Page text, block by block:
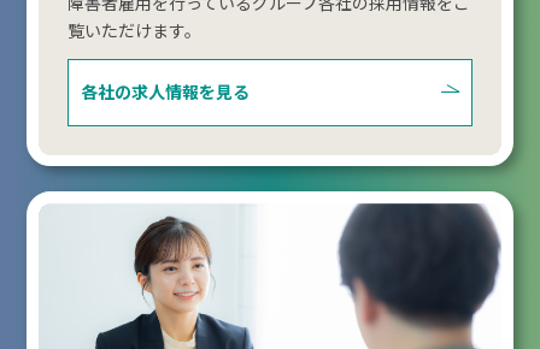
覧いただけます。
各社の求人情報を見る